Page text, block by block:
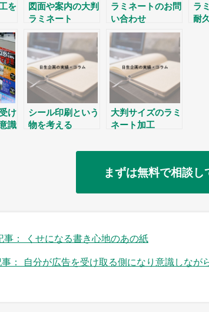
を
図面や案内の大判
ラミネート
ラミネートのお問
い合わせ
ラ
耐
け
識
シール印刷という
物を考える
大判サイズのラミ
ネート加工
まずは無料で相談し
：
くせになる書き心地のあの紙
：
自分が広告を受け取る側になり意識しなが